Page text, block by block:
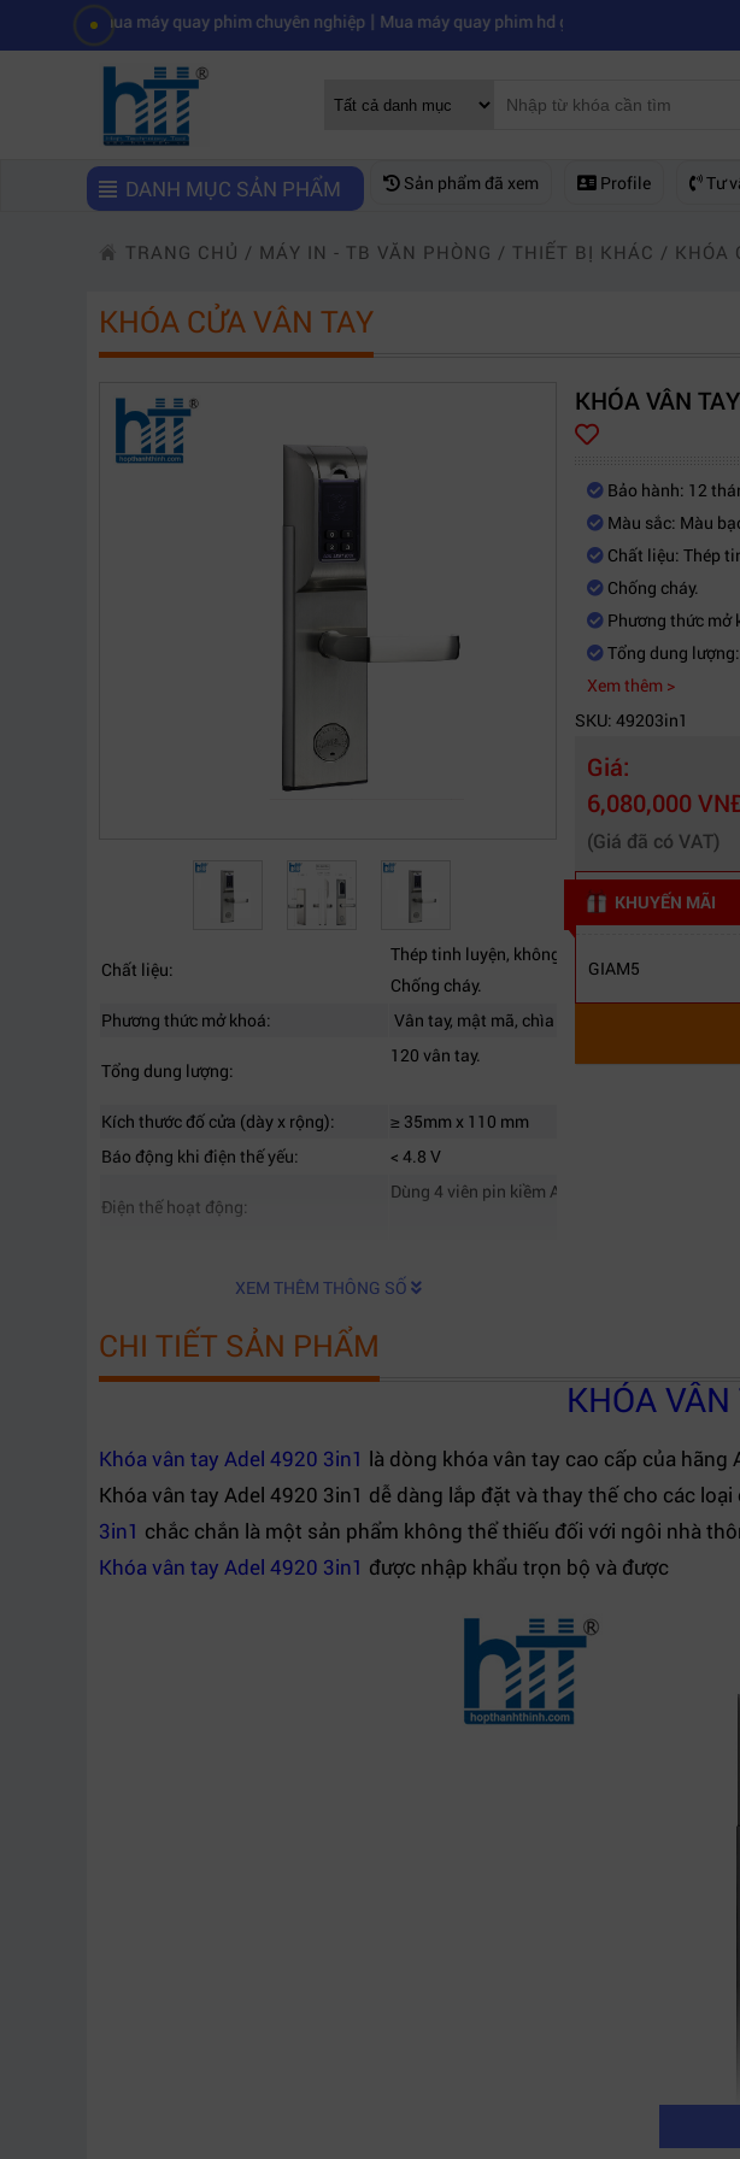
máy quay phim chuyên nghiệp|Mua máy quay phim hd giá rẻ nên mua của hãng nào?
DANH MỤC SẢN PHẨM Sản phẩm đã xem Profile Tư
TRANG CHỦ / MÁY IN - TB VĂN PHÒNG / THIẾT BỊ KHÁC / KHÓA
KHÓA CỬA VÂN TAY
Chất liệu:
Thép tinh luyện, không gỉ.
Chống cháy.
Phương thức mở khoá:
Vân tay, mật mã, chìa khóa
Tổng dung lượng:
120 vân tay.
Kích thước đố cửa (dày x rộng):
≥ 35mm x 110 mm
Báo động khi điện thế yếu:
< 4.8 V
Điện thế hoạt động:
Dùng 4 viên pin kiềm AA Alkaline.
XEM THÊM THÔNG SỐ
KHÓA VÂN
Bảo hành: 12
Màu sắc: Màu
Chất liệu: Thép
Chống cháy.
Phương thức mở
Tổng dung
Xem thêm >
SKU: 49203in1
Giá:
6,080,000
(Giá đã có VAT)
KHUYẾN MÃI
GIAM5
CHI TIẾT SẢN PHẨM
KHÓA
Khóa vân tay Adel 4920 3in1 là dòng khóa vân tay cao cấp của
Khóa vân tay Adel 4920 3in1 dễ dàng lắp đặt và thay thế cho các
3in1 chắc chắn là một sản phẩm không thể thiếu đối với ngôi nhà
Khóa vân tay Adel 4920 3in1 được nhập khẩu trọn bộ và được